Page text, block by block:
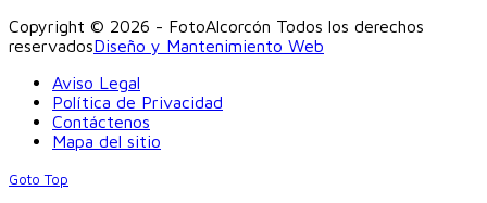
Copyright © 2026 - FotoAlcorcón Todos los derechos
reservadosDiseño y Mantenimiento Web
Aviso Legal
Política de Privacidad
Contáctenos
Mapa del sitio
Goto Top